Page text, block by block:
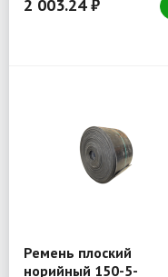
2 003.24 ₽
Ремень плоский
норийный 150-5-